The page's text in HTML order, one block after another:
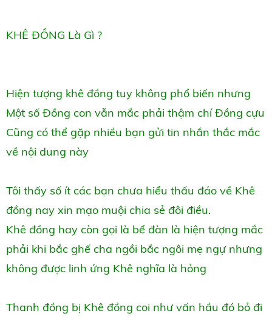
KHÊ ĐỒNG Là Gì ?
Hiện tượng khê đồng tuy không phổ biến nhưng
Một số Đồng con vẫn mắc phải thậm chí Đồng cựu
Cũng có thể gặp nhiều bạn gửi tin nhắn thắc mắc
về nội dung này
Tôi thấy số ít các bạn chưa hiểu thấu đáo về Khê
đồng nay xin mạo muội chia sẻ đôi điều.
Khê đồng hay còn gọi là bể đàn là hiện tượng mắc
phải khi bắc ghế cha ngồi bắc ngôi mẹ ngự nhưng
không được linh ứng Khê nghĩa là hỏng
Thanh đồng bị Khê đồng coi như vấn hầu đó bỏ đi